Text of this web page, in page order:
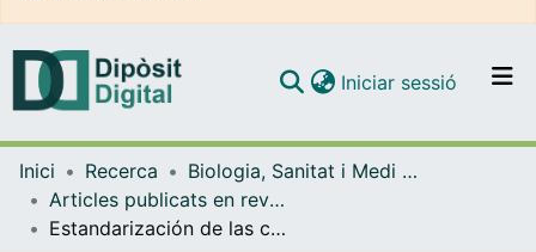
Navega per tot el DD
Iniciar sessió (current)
Inici Recerca
Biologia, Sanitat i Medi Ambient
Articles publicats en revistes (Biologia, Sanitat i Medi Ambient)
Estandarización de las condiciones de conservación y elución de muestras de sangre recogidas en papel de filtro para el estudio serológico de la leishmaniosis